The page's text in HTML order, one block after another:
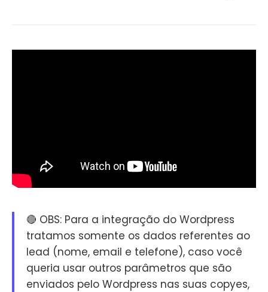
🔴 OBS: Para a integração do Wordpress
tratamos somente os dados referentes ao
lead (nome, email e telefone), caso você
queria usar outros parâmetros que são
enviados pelo Wordpress nas suas copyes,